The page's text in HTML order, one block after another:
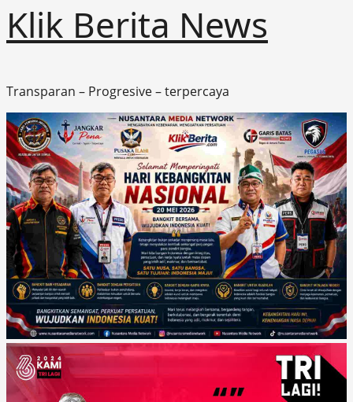
Klik Berita News
Transparan – Progresive – terpercaya